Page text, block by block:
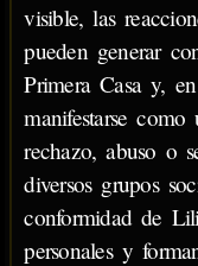
visible, las
pueden generar
Primera Casa y,
manifestarse
rechazo, abuso o
diversos grupos
conformidad de
personales y